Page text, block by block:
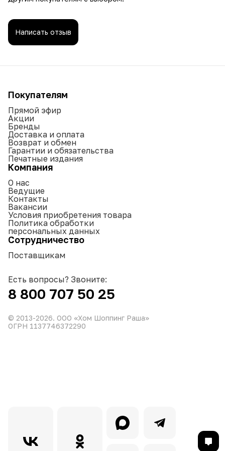
Написать отзыв
Покупателям
Прямой эфир
Акции
Бренды
Доставка и оплата
Возврат и обмен
Гарантии и обязательства
Печатные издания
Компания
О нас
Ведущие
Контакты
Вакансии
Условия приобретения товара
Политика обработки
персональных данных
Сотрудничество
Поставщикам
Есть вопросы? Звоните:
8 800 707 50 25
© 2013-2026. ООО «Хом Шоппинг Раша»
ОГРН 1137746372290